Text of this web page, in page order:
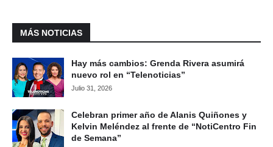
MÁS NOTICIAS
Hay más cambios: Grenda Rivera asumirá
nuevo rol en “Telenoticias”
Julio 31, 2026
Celebran primer año de Alanis Quiñones y
Kelvin Meléndez al frente de “NotiCentro Fin
de Semana”